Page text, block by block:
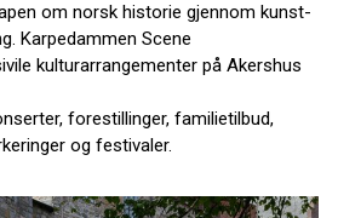
om norsk historie gjennom kunst-
Karpedammen Scene
kulturarrangementer på Akershus
forestillinger, familietilbud,
og festivaler.